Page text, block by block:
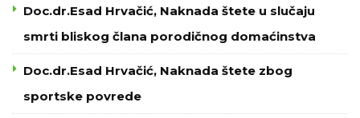
Doc.dr.Esad Hrvačić, Naknada štete u slučaju
smrti bliskog člana porodičnog domaćinstva
Doc.dr.Esad Hrvačić, Naknada štete zbog
sportske povrede